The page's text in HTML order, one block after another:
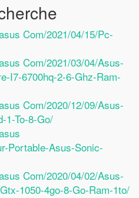
Com/2021/04/15/pc-
Com/2021/03/04/asus-
I7-6700hq-2-6-Ghz-Ram-
Com/2020/12/09/asus-
1-To-8-Go/
Portable-Asus-Sonic-
Com/2020/04/02/asus-
1050-4go-8-Go-Ram-1to/